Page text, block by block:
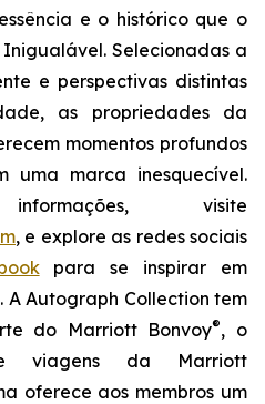
e o histórico que o
Inigualável. Selecionadas a
e perspectivas distintas
as propriedades da
momentos profundos
uma marca inesquecível.
visite
, e explore as redes sociais
para se inspirar em
A Autograph Collection tem
do Marriott Bonvoy®, o
viagens da Marriott
oferece aos membros um